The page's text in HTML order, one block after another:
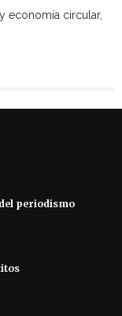
economía circular,
periodismo